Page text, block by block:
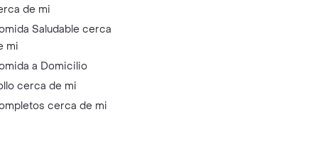
de mi
Saludable cerca
mi
a Domicilio
cerca de mi
cerca de mi